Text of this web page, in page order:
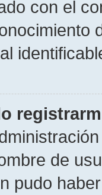
con el
de
pudo